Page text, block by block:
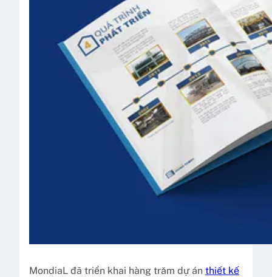
MondiaL đã triển khai hàng trăm dự án thiết kế